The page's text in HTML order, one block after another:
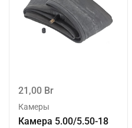
21,00 Br
Камеры
Камера 5.00/5.50-18